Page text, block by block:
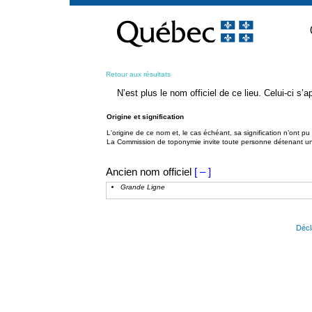
contenu
Retour aux résultats
N’est plus le nom officiel de ce lieu. Celui-ci
Origine et signification
L'origine de ce nom et, le cas échéant, sa signification n’ont
La Commission de toponymie invite toute personne détenant
Ancien nom officiel [ – ]
Grande Ligne